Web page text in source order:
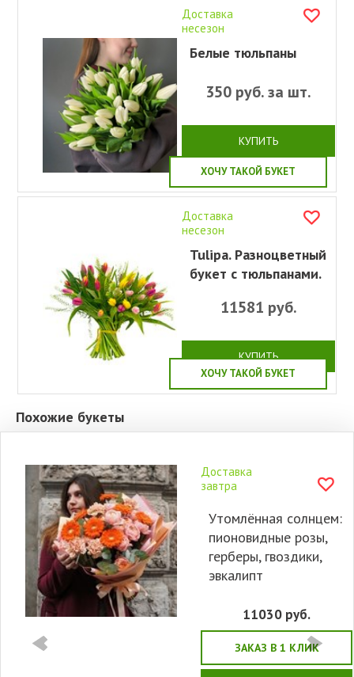
Доставка
несезон
Белые тюльпаны
350 руб. за шт.
ХОЧУ ТАКОЙ БУКЕТ
КУПИТЬ
Доставка
несезон
Tulipa. Разноцветный
букет с тюльпанами.
11581 руб.
ХОЧУ ТАКОЙ БУКЕТ
КУПИТЬ
Похожие букеты
Доставка
завтра
Утомлённая солнцем:
пионовидные розы,
герберы, гвоздики,
эвкалипт
11030 руб.
ЗАКАЗ В 1 КЛИК